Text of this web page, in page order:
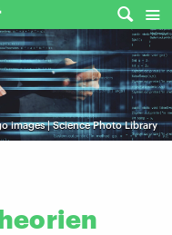
images | Science Photo Library